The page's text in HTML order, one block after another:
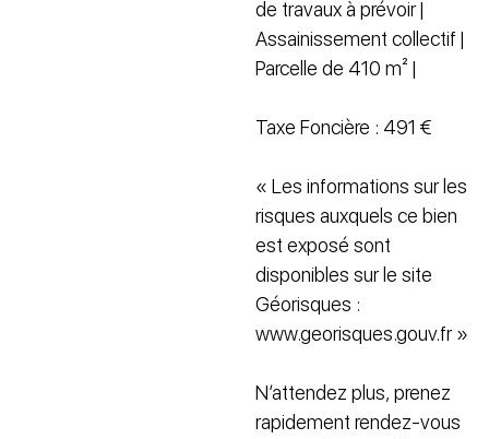
de travaux à prévoir |
Assainissement collectif |
Parcelle de 410 m² |
Taxe Foncière : 491 €
« Les informations sur les
risques auxquels ce bien
est exposé sont
disponibles sur le site
Géorisques :
www.georisques.gouv.fr »
N’attendez plus, prenez
rapidement rendez-vous